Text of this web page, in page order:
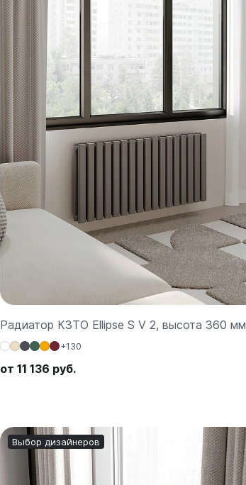
Радиатор КЗТО Ellipse S V 2, высота 360 мм
+130
от 11 136 руб.
Выбор дизайнеров